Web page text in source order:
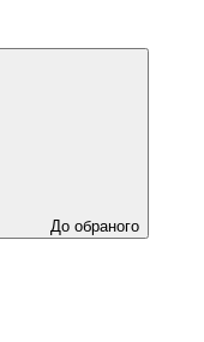
До обраного